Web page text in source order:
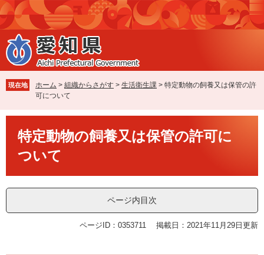
ペ
ー
ジ
の
先
で
す
メ
ニ
ュ
ー
を
ば
し
本
現在地 ホーム > 組織からさがす > 生活衛生課 > 特定動物の飼養又は保管の許
可について
特定動物の飼養又は保管の許可に
ついて
ページ内目次
ページID：0353711 掲載日：2021年11月29日更新